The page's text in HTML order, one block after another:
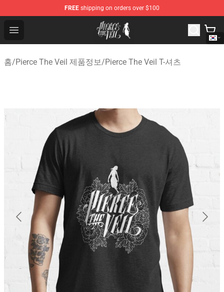
FREE shipping on orders over $100
Open menu
Pierce The Veil Store - Official Pierce The Veil
홈/Pierce The Veil 제품정보/Pierce The Veil T-셔츠